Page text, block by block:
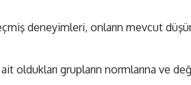
deneyimleri, onların mevcut
oldukları grupların normlarına ve